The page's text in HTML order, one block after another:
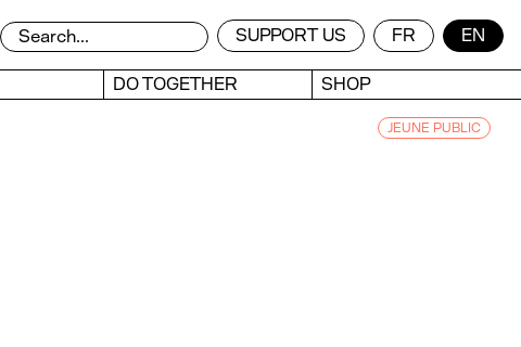
SUPPORT US FR EN
DO TOGETHER SHOP
JEUNE PUBLIC